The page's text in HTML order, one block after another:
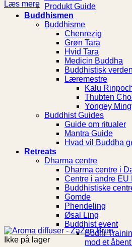
Produkt Guide
Buddhismen
Buddhisme
Chenrezig
Grøn Tara
Hvid Tara
Medicin Buddha
Buddhistisk
Læremestre
Kalu
Thubten
Yongey
Buddhist Guides
Guide om ritualer
Mantra Guide
Hvad vil Buddha
Retreats
Dharma centre
Dharma centre i
Centre i andre EU
Buddhistiske
Gomde
Phendeling
Øsal Ling
Buddhist event
Bodhi
mod et
Læs mere
Ikke på lager